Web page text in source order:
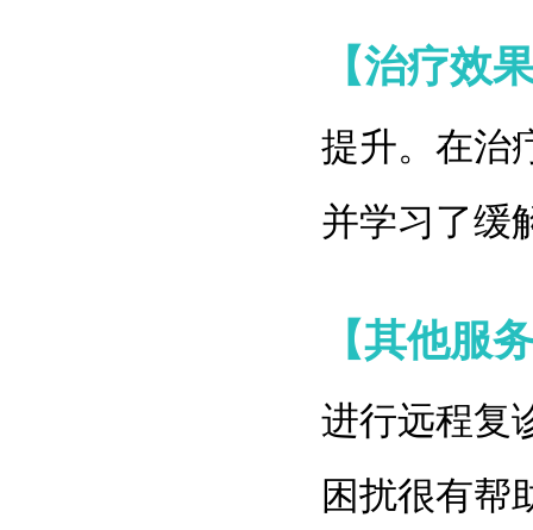
【治疗效
提升。在治
并学习了缓
【其他服
进行远程复
困扰很有帮